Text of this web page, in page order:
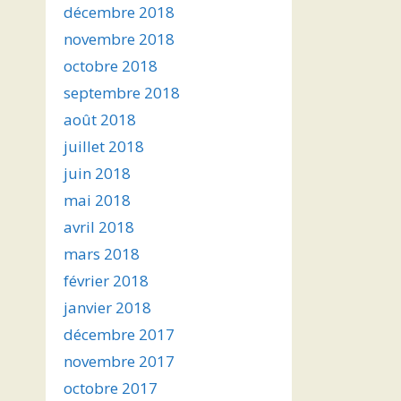
décembre 2018
novembre 2018
octobre 2018
septembre 2018
août 2018
juillet 2018
juin 2018
mai 2018
avril 2018
mars 2018
février 2018
janvier 2018
décembre 2017
novembre 2017
octobre 2017